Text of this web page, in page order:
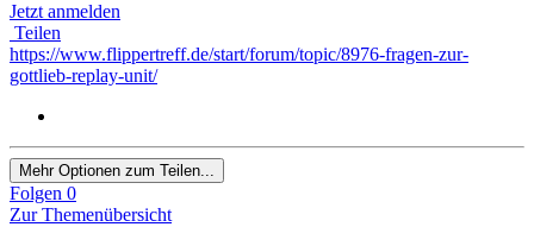
Jetzt anmelden
Teilen
https://www.flippertreff.de/start/forum/topic/8976-fragen-zur-
gottlieb-replay-unit/
Mehr Optionen zum Teilen...
Folgen 0
Zur Themenübersicht